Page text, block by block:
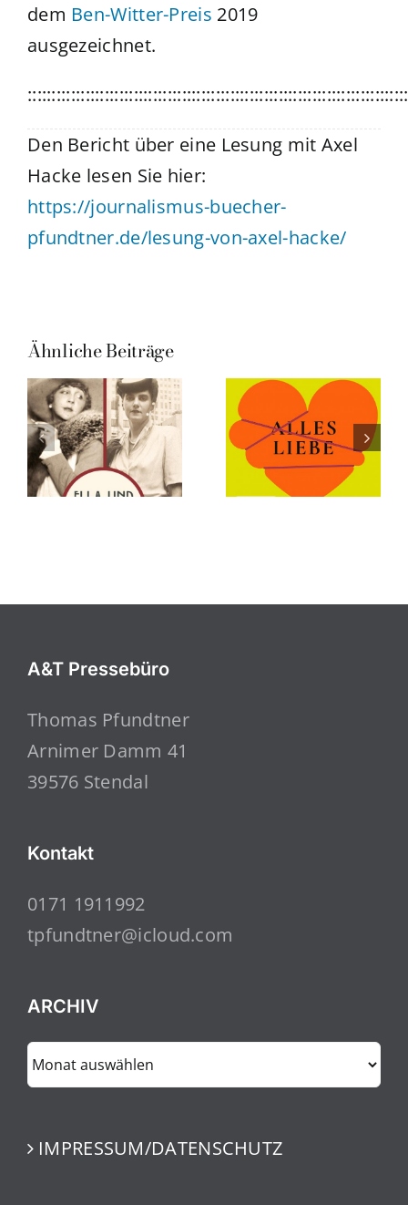
dem Ben-Witter-Preis 2019
ausgezeichnet.
Den Bericht über eine Lesung mit Axel
Hacke lesen Sie hier:
https://journalismus-buecher-
pfundtner.de/lesung-von-axel-hacke/
Ähnliche Beiträge
A&T Pressebüro
Thomas Pfundtner
Arnimer Damm 41
39576 Stendal
Kontakt
0171 1911992
tpfundtner@icloud.com
ARCHIV
ARCHIV
IMPRESSUM/DATENSCHUTZ